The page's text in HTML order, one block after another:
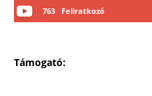
763 Feliratkozó
Támogató: